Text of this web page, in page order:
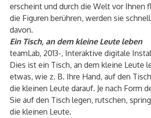
erscheint und durch die Welt vor Ihnen
die Figuren berühren, werden sie
davon.
Ein Tisch, an dem kleine Leute leben
teamLab, 2013-, Interaktive digitale
Dies ist ein Tisch, an dem kleine Leute
etwas, wie z. B. Ihre Hand, auf den
die kleinen Leute darauf. Je nach Form
Sie auf den Tisch legen, rutschen,
die kleinen Leute.